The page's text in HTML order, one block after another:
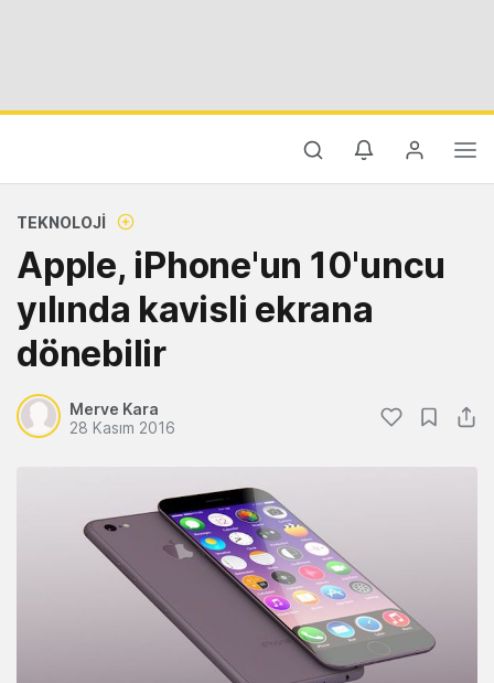
TEKNOLOJI
Apple, iPhone'un 10'uncu
yılında kavisli ekrana
dönebilir
Merve Kara
28 Kasım 2016